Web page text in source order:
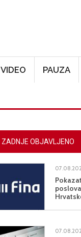
VIDEO PAUZA
ZADNJE OBJAVLJENO